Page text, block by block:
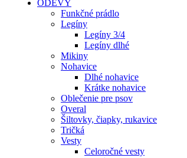
ODEVY
Funkčné prádlo
Legíny
Legíny 3/4
Legíny dlhé
Mikiny
Nohavice
Dlhé nohavice
Krátke nohavice
Oblečenie pre psov
Overal
Šiltovky, čiapky, rukavice
Tričká
Vesty
Celoročné vesty